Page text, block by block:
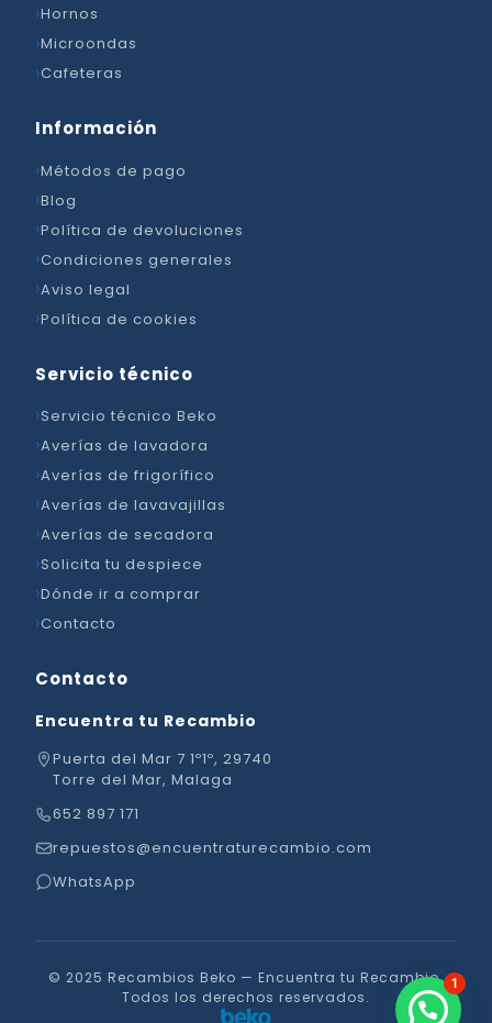
Hornos
Microondas
Cafeteras
Información
Métodos de pago
Blog
Política de devoluciones
Condiciones generales
Aviso legal
Política de cookies
Servicio técnico
Servicio técnico Beko
Averías de lavadora
Averías de frigorífico
Averías de lavavajillas
Averías de secadora
Solicita tu despiece
Dónde ir a comprar
Contacto
Contacto
Encuentra tu Recambio
Puerta del Mar 7 1º1º, 29740
Torre del Mar, Malaga
652 897 171
repuestos@encuentraturecambio.com
WhatsApp
© 2025 Recambios Beko — Encuentra tu Recambio.
Todos los derechos reservados.
1